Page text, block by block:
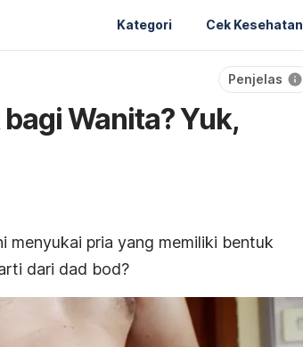
Kategori Cek Kesehatan
Penjelas
Wanita? Yuk,
menyukai pria yang memiliki bentuk
dari dad bod?